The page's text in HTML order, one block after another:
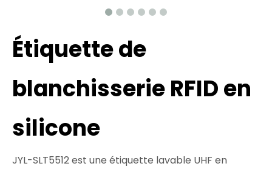
Étiquette de
blanchisserie RFID en
silicone
JYL-SLT5512 est une étiquette lavable UHF en